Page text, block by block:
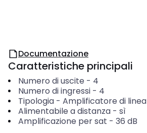
Documentazione
Caratteristiche principali
Numero di uscite - 4
Numero di ingressi- 4
Tipologia- Amplificatore di linea
Alimentabile a distanza- sì
Amplificazione per sat - 36 dB